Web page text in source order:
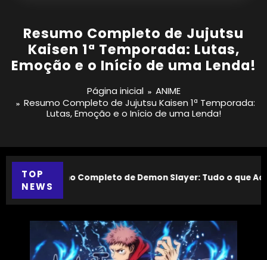
Resumo Completo de Jujutsu
Kaisen 1ª Temporada: Lutas,
Emoção e o Início de uma Lenda!
Página inicial
ANIME
Resumo Completo de Jujutsu Kaisen 1ª Temporada:
Lutas, Emoção e o Início de uma Lenda!
TOP
NEWS
(2025): Um mergulho sombrio no lado quebrado da
Resumo Completo